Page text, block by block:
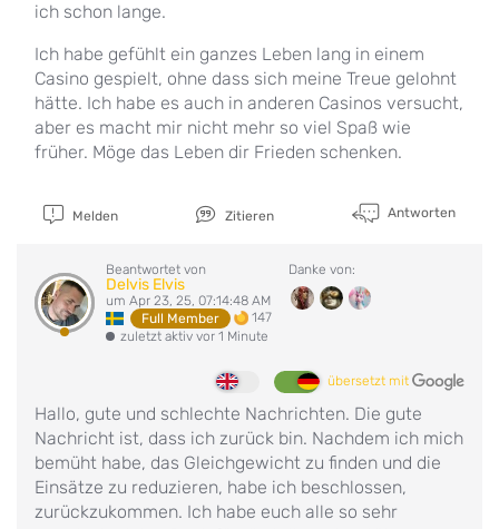
ich schon lange.
Ich habe gefühlt ein ganzes Leben lang in einem
Casino gespielt, ohne dass sich meine Treue gelohnt
hätte. Ich habe es auch in anderen Casinos versucht,
aber es macht mir nicht mehr so viel Spaß wie
früher. Möge das Leben dir Frieden schenken.
Melden Zitieren Antworten
Beantwortet von
Delvis Elvis
um Apr 23, 25, 07:14:48 AM
Full Member
147
zuletzt aktiv vor 1 Minute
Danke von:
übersetzt mit
Hallo, gute und schlechte Nachrichten. Die gute
Nachricht ist, dass ich zurück bin. Nachdem ich mich
bemüht habe, das Gleichgewicht zu finden und die
Einsätze zu reduzieren, habe ich beschlossen,
zurückzukommen. Ich habe euch alle so sehr